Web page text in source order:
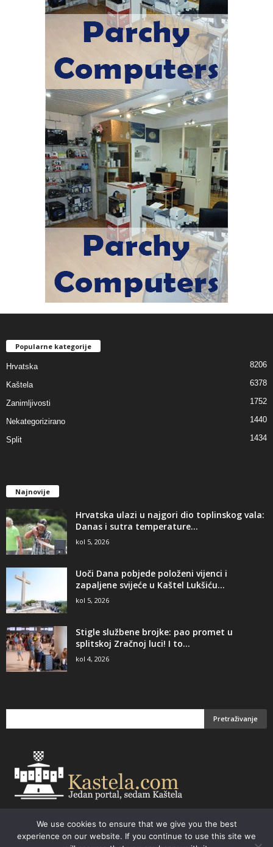
Popularne kategorije
Hrvatska 8206
Kaštela 6378
Zanimljivosti 1752
Nekategorizirano 1440
Split 1434
Najnovije
Hrvatska ulazi u najgori dio toplinskog vala:
Danas i sutra temperature...
kol 5, 2026
Uoči Dana pobjede položeni vijenci i
zapaljene svijeće u Kaštel Lukšiću...
kol 5, 2026
Stigle službene brojke: pao promet u
splitskoj Zračnoj luci! I to...
kol 4, 2026
kastela@kastela.com Tel: +385 21 232-437 Izrada web stranica,
prodaja informatičke opreme. Vaš izbor –
Parchy Computers
We use cookies to ensure that we give you the best
experience on our website. If you continue to use this site we